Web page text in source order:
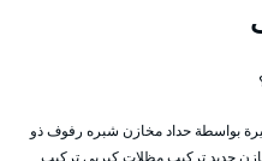
بواسطة حداد مخازن شبره رفوف ذو